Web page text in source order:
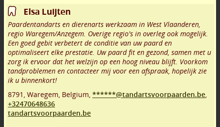
Elsa Luijten
Paardentandarts en dierenarts werkzaam in West Vlaanderen,
regio Waregem/Anzegem. Overige regio's in overleg ook mogelijk.
Een goed gebit verbetert de conditie van uw paard en
optimaliseert elke prestatie. Uw paard fit en gezond, samen met u
zorg ik ervoor dat het welzijn op een hoog niveau blijft. Voorkom
tandproblemen en contacteer mij voor een afspraak, hopelijk zie
ik u binnenkort!
8791 Waregem Belgium, ******@tandartsvoorpaarden.be
+32470648636
tandartsvoorpaarden.be